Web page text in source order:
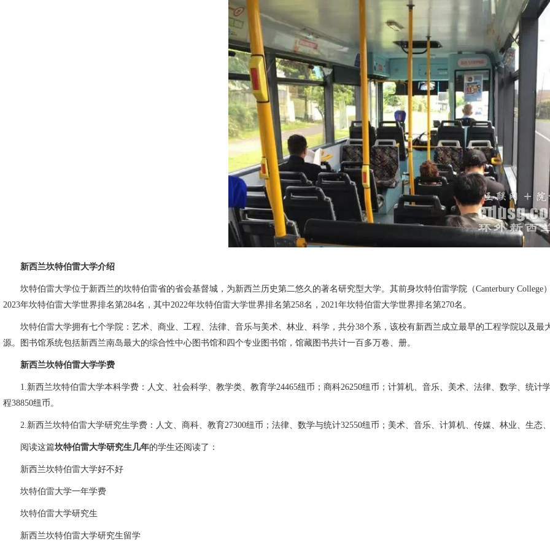
新西兰坎特伯雷大学介绍
坎特伯雷大学位于新西兰的坎特伯雷省的省会基督城，为新西兰历史第二悠久的著名研究型大学。其前身坎特伯雷学院（Canterbury College
2023年坎特伯雷大学世界排名第284名，其中2022年坎特伯雷大学世界排名第258名，2021年坎特伯雷大学世界排名第270名。
坎特伯雷大学拥有七个学院：艺术、商业、工程、法律、音乐与美术、林业、科学，共分38个系，该校有新西兰成立最早的工程学院以及最
源。图书馆系统包括新西兰南岛最大的综合性中心图书馆和四个专业图书馆，馆藏图书共计一百多万卷、册。
新西兰坎特伯雷大学学费
1.新西兰坎特伯雷大学本科学费：人文、社会科学、教学类、教育学24465纽币；商科26250纽币；计算机、音乐、美术、法律、数学、统计
程38850纽币。
2.新西兰坎特伯雷大学研究生学费：人文、商科、教育27300纽币；法律、数学与统计32550纽币；美术、音乐、计算机、传媒、林业、生态
阅读这篇坎特伯雷大学研究生几年的学生还阅读了：
新西兰坎特伯雷大学好不好
坎特伯雷大学一年学费
坎特伯雷大学研究生
新西兰坎特伯雷大学研究生留学